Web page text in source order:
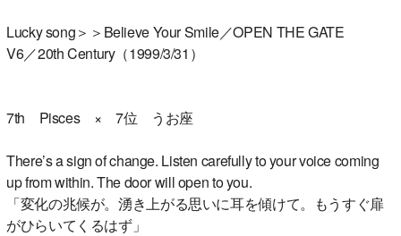
Lucky song＞＞Believe Your Smile／OPEN THE GATE
V6／20th Century（1999/3/31）
7th Pisces × 7位 うお座
There’s a sign of change. Listen carefully to your voice coming
up from within. The door will open to you.
「変化の兆候が。湧き上がる思いに耳を傾けて。もうすぐ扉
がひらいてくるはず」